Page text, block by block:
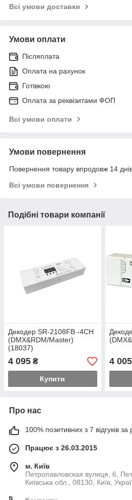
Всі умови доставки
Умови оплати
Післяплата
Оплата на рахунок
Готівкою
Оплата за реквізитами ФОП
Всі умови оплати
Умови повернення
Повернення товару впродовж 14
Всі умови повернення
Подібні товари компанії
Декодер SR-2108FB -4CH
(DMX&RDM/Master)
(18037)
4 095 ₴
Купити
4 005
Про нас
100% позитивних з 7 відгуків за
Працює з 26.03.2015
м. Київ
Петропавловская вулиця, 6,
Київська обл., 08130, Київ,